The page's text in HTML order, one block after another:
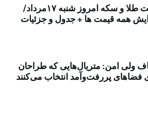
قیمت طلا و سکه امروز شنبه ۱۷مرداد/
همه قیمت ها + جدول و جزئیات
ولی امن: متریال‌هایی که طراحان
فضاهای پررفت‌وآمد انتخاب می‌کنند